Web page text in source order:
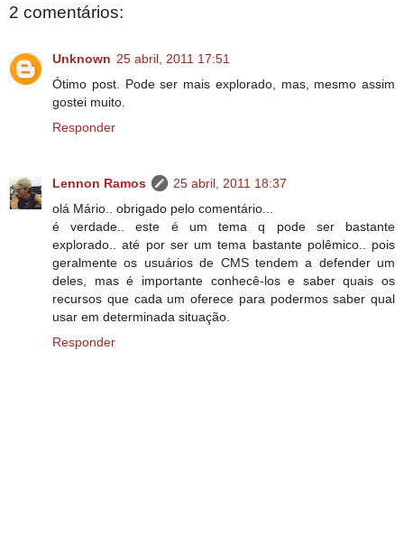
2 comentários:
Unknown 25 abril, 2011 17:51
Ótimo post. Pode ser mais explorado, mas, mesmo assim
gostei muito.
Responder
Lennon Ramos
25 abril, 2011 18:37
olá Mário.. obrigado pelo comentário...
é verdade.. este é um tema q pode ser bastante
explorado.. até por ser um tema bastante polêmico.. pois
geralmente os usuários de CMS tendem a defender um
deles, mas é importante conhecê-los e saber quais os
recursos que cada um oferece para podermos saber qual
usar em determinada situação.
Responder